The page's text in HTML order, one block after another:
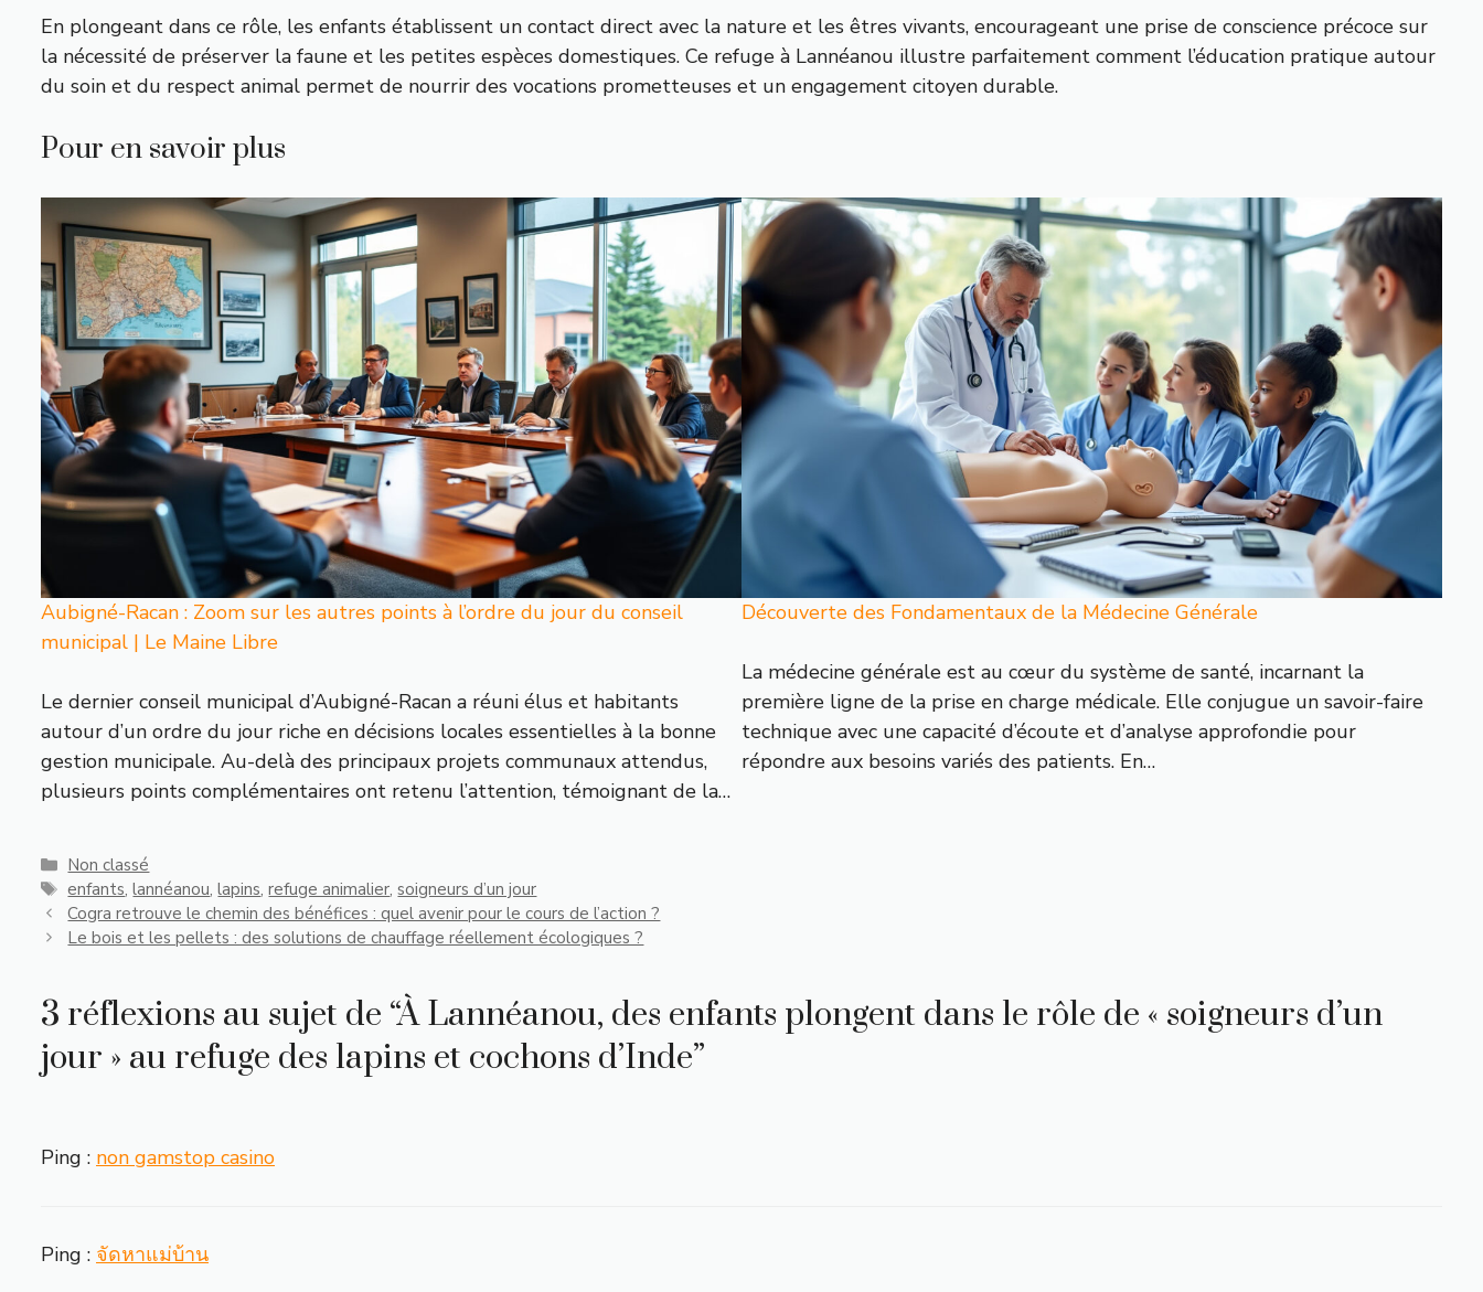
En plongeant dans ce rôle, les enfants établissent un contact direct avec la nature et les êtres vivants, encourageant une prise de conscience précoce sur
la nécessité de préserver la faune et les petites espèces domestiques. Ce refuge à Lannéanou illustre parfaitement comment l’éducation pratique autour
du soin et du respect animal permet de nourrir des vocations prometteuses et un engagement citoyen durable.
Pour en savoir plus
Aubigné-Racan : Zoom sur les autres points à l’ordre du jour du conseil
municipal | Le Maine Libre
Le dernier conseil municipal d’Aubigné-Racan a réuni élus et habitants
autour d’un ordre du jour riche en décisions locales essentielles à la bonne
gestion municipale. Au-delà des principaux projets communaux attendus,
plusieurs points complémentaires ont retenu l’attention, témoignant de la…
Découverte des Fondamentaux de la Médecine Générale
La médecine générale est au cœur du système de santé, incarnant la
première ligne de la prise en charge médicale. Elle conjugue un savoir-faire
technique avec une capacité d’écoute et d’analyse approfondie pour
répondre aux besoins variés des patients. En…
Catégories
Non classé
Étiquettes
enfants,lannéanou,lapins,refuge animalier,soigneurs d’un jour
Cogra retrouve le chemin des bénéfices : quel avenir pour le cours de l’action ?
Le bois et les pellets : des solutions de chauffage réellement écologiques ?
3 réflexions au sujet de “À Lannéanou, des enfants plongent dans le rôle de « soigneurs d’un
jour » au refuge des lapins et cochons d’Inde”
Ping : non gamstop casino
Ping : จัดหาแม่บ้าน